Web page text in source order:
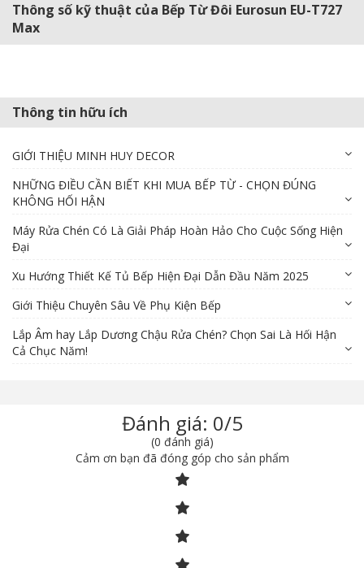
Thông số kỹ thuật của Bếp Từ Đôi Eurosun EU-T727
Max
Thông tin hữu ích
GIỚI THIỆU MINH HUY DECOR
NHỮNG ĐIỀU CẦN BIẾT KHI MUA BẾP TỪ - CHỌN ĐÚNG
KHÔNG HỐI HẬN
Máy Rửa Chén Có Là Giải Pháp Hoàn Hảo Cho Cuộc Sống Hiện
Đại
Xu Hướng Thiết Kế Tủ Bếp Hiện Đại Dẫn Đầu Năm 2025
Giới Thiệu Chuyên Sâu Về Phụ Kiện Bếp
Lắp Âm hay Lắp Dương Chậu Rửa Chén? Chọn Sai Là Hối Hận
Cả Chục Năm!
Đánh giá: 0/5
(0 đánh giá)
Cảm ơn bạn đã đóng góp cho sản phẩm